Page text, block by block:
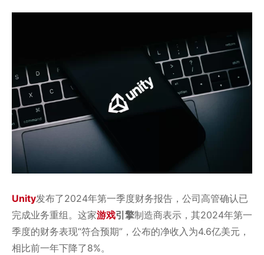
Unity发布了2024年第一季度财务报告，公司高管确认已
完成业务重组。这家游戏引擎制造商表示，其2024年第一
季度的财务表现“符合预期”，公布的净收入为4.6亿美元，
相比前一年下降了8%。